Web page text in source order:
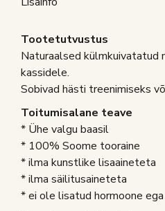
Tootetutvustus
Naturaalsed külmkuivatatud
kassidele.
Sobivad hästi treenimiseks
Toitumisalane teave
* Ühe valgu baasil
* 100% Soome tooraine
* ilma kunstlike lisaaineteta
* ilma säilitusaineteta
* ei ole lisatud hormoone